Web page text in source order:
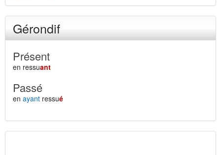
Gérondif
Présent
en ressuant
Passé
en ayant ressué